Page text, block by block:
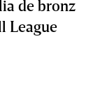
de bronz
League